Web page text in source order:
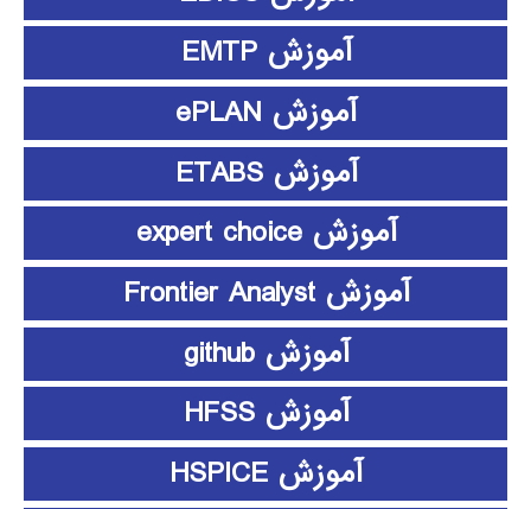
آموزش EMTP
آموزش ePLAN
آموزش ETABS
آموزش expert choice
آموزش Frontier Analyst
آموزش github
آموزش HFSS
آموزش HSPICE